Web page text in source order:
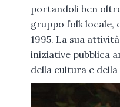
portandoli ben
gruppo folk locale,
1995. La sua
iniziative pubblica
della cultura e della